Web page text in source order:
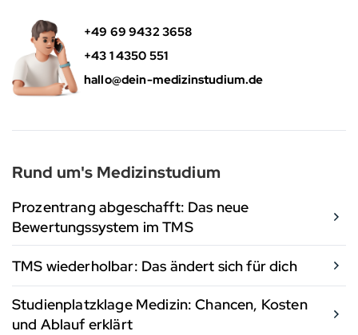
+49 69 9432 3658
+43 1 4350 551
hallo@dein-medizinstudium.de
Rund um's Medizinstudium
Prozentrang abgeschafft: Das neue
Bewertungssystem im TMS
TMS wiederholbar: Das ändert sich für dich
Studienplatzklage Medizin: Chancen, Kosten
und Ablauf erklärt